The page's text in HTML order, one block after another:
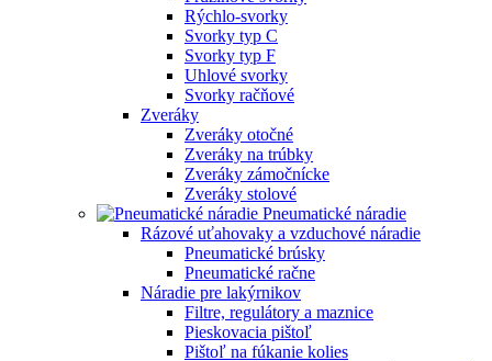
Rýchlo-svorky
Svorky typ C
Svorky typ F
Uhlové svorky
Svorky račňové
Zveráky
Zveráky otočné
Zveráky na trúbky
Zveráky zámočnícke
Zveráky stolové
Pneumatické náradie
Rázové uťahovaky a vzduchové náradie
Pneumatické brúsky
Pneumatické račne
Náradie pre lakýrnikov
Filtre, regulátory a maznice
Pieskovacia pištoľ
Pištoľ na fúkanie kolies